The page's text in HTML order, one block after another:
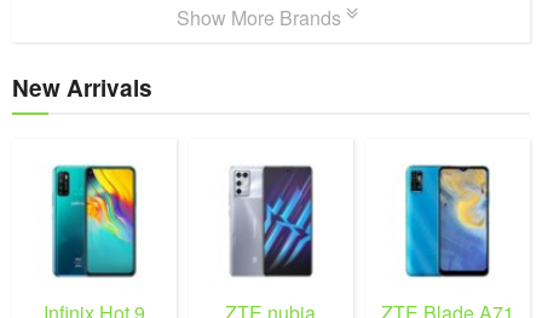
Show More Brands
New Arrivals